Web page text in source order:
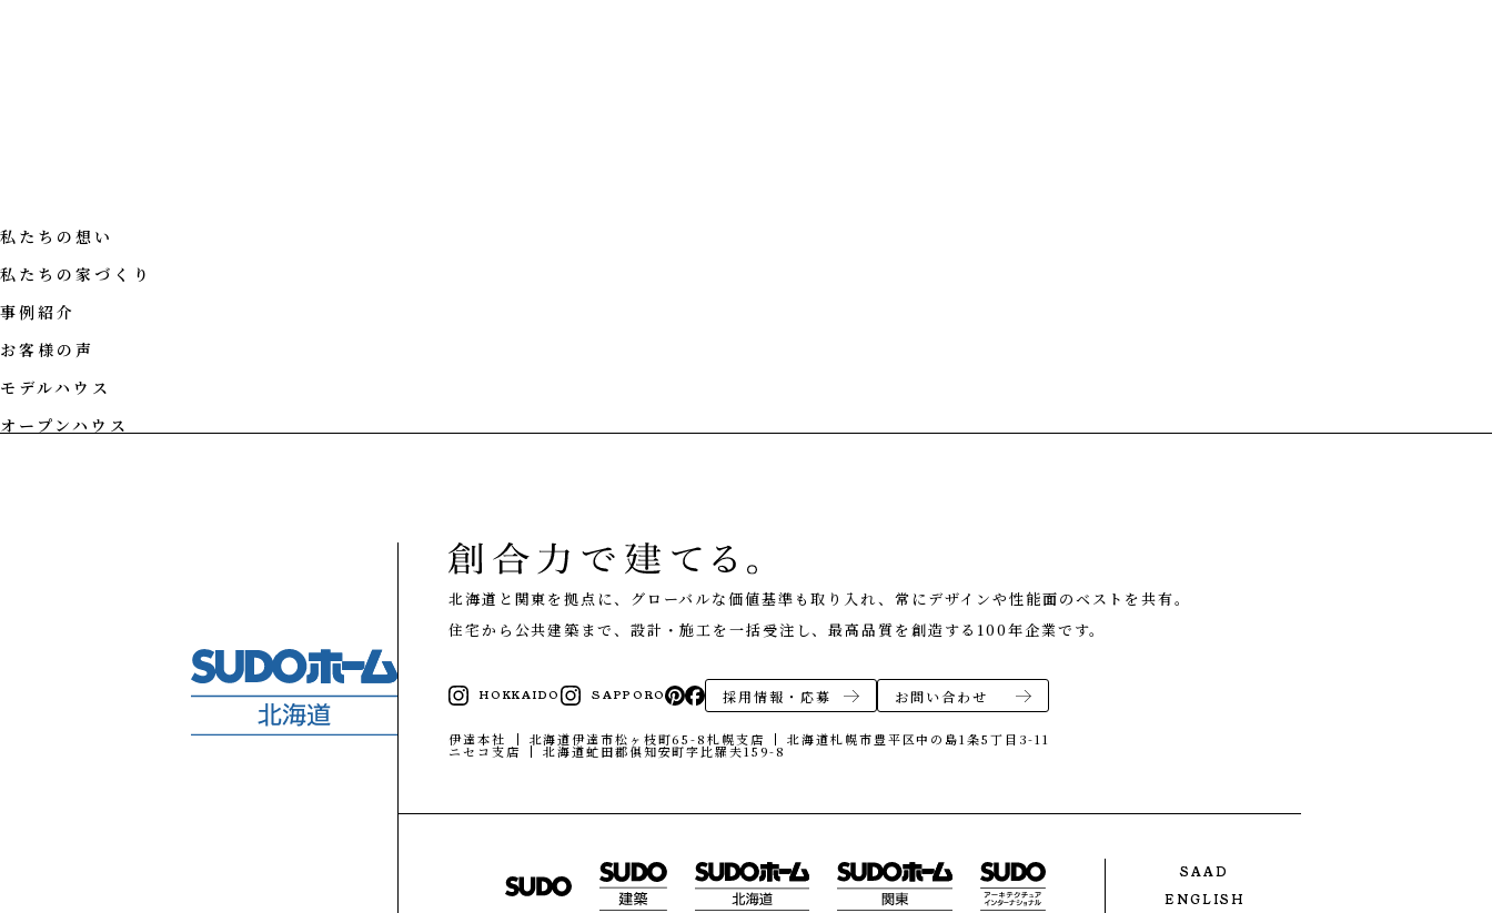
私たちの想い
家づくりの流れ
施工エリア
ギャラリー
タグで写真を見る
お知らせ
EVENT
イベント情報
LIVE REPORT
見せます建築現場
ABOUT
会社紹介
企業コンセプト・会社概要
ONLINE MEETING
CONTACT
お問い合わせ・資料請求
私たちの想い
私たちの家づくり
事例紹介
お客様の声
モデルハウス
オープンハウス
北海道と関東を拠点に、グローバルな価値基準も取り入れ、常にデザインや性能面のベストを共有。
住宅から公共建築まで、設計・施工を一括受注し、最高品質を創造する100年企業です。
HOKKAIDO SAPPORO 採用情報・応募 お問い合わせ
伊達本社 北海道伊達市松ヶ枝町65-8札幌支店 北海道札幌市豊平区中の島1条5丁目3-11
ニセコ支店 北海道虻田郡俱知安町字比羅夫159-8
SAAD
ENGLISH